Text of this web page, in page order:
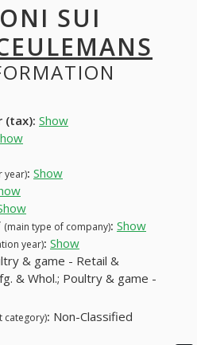
SUI
(tax): Show
year): Show
(main type of company): Show
year): Show
& game - Retail &
& Whol.; Poultry & game -
category): Non-Classified